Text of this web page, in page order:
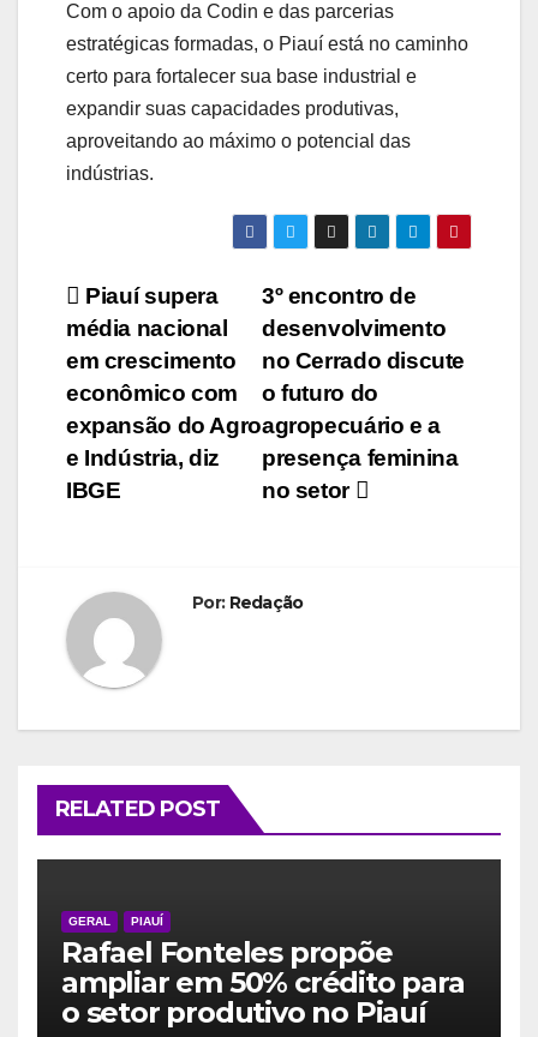
Com o apoio da Codin e das parcerias
estratégicas formadas, o Piauí está no caminho
certo para fortalecer sua base industrial e
expandir suas capacidades produtivas,
aproveitando ao máximo o potencial das
indústrias.
Navegação
de
Post
3º encontro de
desenvolvimento
no Cerrado discute
o futuro do
agropecuário e a
presença feminina
no setor
Piauí supera
média nacional
em crescimento
econômico com
expansão do Agro
e Indústria, diz
IBGE
Por: Redação
RELATED POST
GERAL PIAUÍ
Rafael Fonteles propõe
ampliar em 50% crédito para
o setor produtivo no Piauí